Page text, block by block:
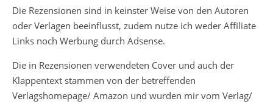
Die Rezensionen sind in keinster Weise von den Autoren
oder Verlagen beeinflusst, zudem nutze ich weder Affiliate
Links noch Werbung durch Adsense.
Die in Rezensionen verwendeten Cover und auch der
Klappentext stammen von der betreffenden
Verlagshomepage/ Amazon und wurden mir vom Verlag/